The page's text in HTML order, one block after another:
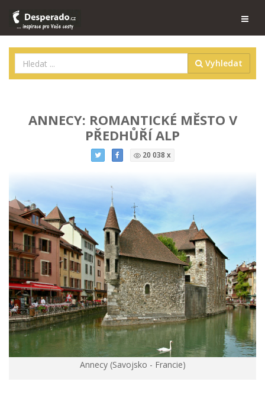
Vyhledat
ANNECY: ROMANTICKÉ MĚSTO V
PŘEDHŮŘÍ ALP
20 038 x
Annecy (Savojsko - Francie)